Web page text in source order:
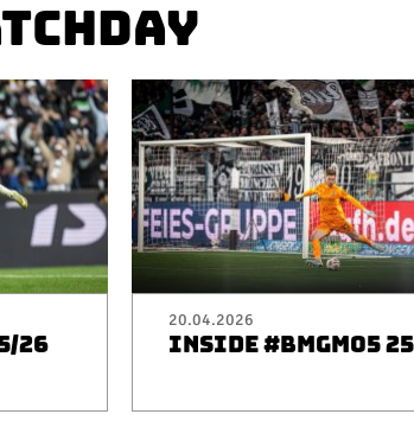
26
20.04.2026
INSIDE #BMGM05